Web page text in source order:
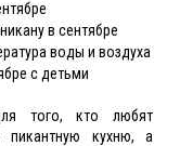
того, кто любят
пикантную кухню, а